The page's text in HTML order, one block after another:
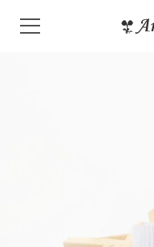
メ
ニ